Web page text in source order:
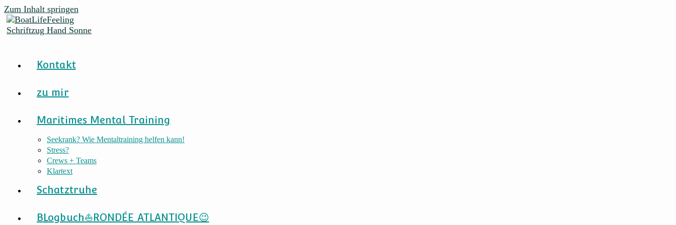
Zum Inhalt springen
Kontakt
zu mir
Maritimes Mental Training
Seekrank? Wie Mentaltraining helfen kann!
Stress?
Crews + Teams
Klartext
Schatztruhe
BLogbuch⛵RONDÉE ATLANTIQUE😉